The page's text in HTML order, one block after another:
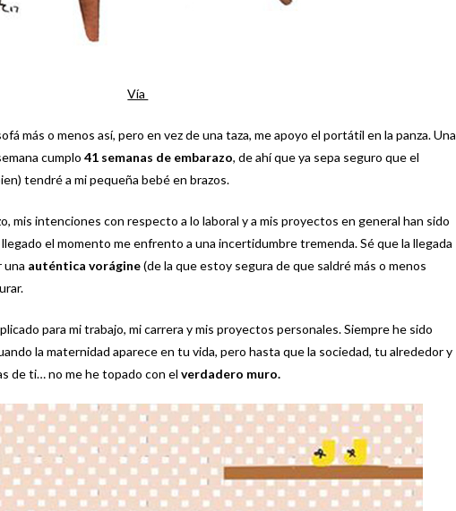
Vía
más o menos así, pero en vez de una taza, me apoyo el portátil en la panza. Una
cumplo 41 semanas de embarazo, de ahí que ya sepa seguro que el
tendré a mi pequeña bebé en brazos.
mis intenciones con respecto a lo laboral y a mis proyectos en general han sido
el momento me enfrento a una incertidumbre tremenda. Sé que la llegada
una auténtica vorágine(de la que estoy segura de que saldré más o menos
para mi trabajo, mi carrera y mis proyectos personales. Siempre he sido
la maternidad aparece en tu vida, pero hasta que la sociedad, tu alrededor y
de ti… no me he topado con el verdadero muro.